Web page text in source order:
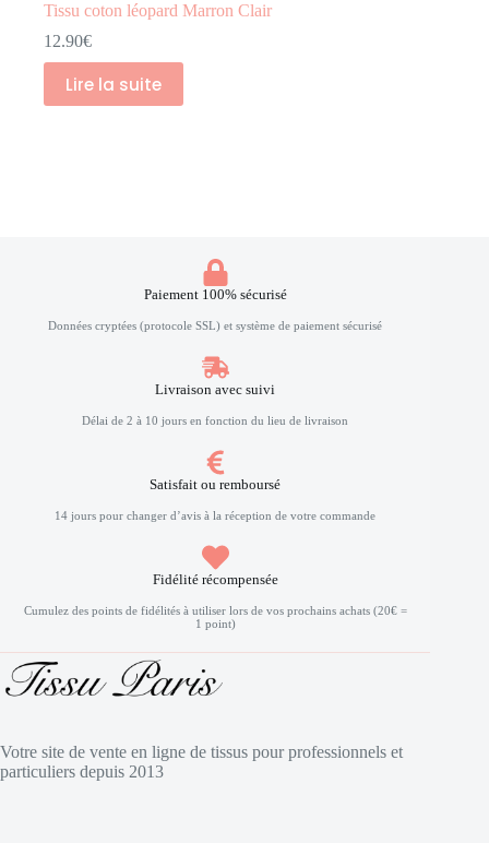
Tissu coton léopard Marron Clair
12.90€
Lire la suite
Paiement 100% sécurisé
Données cryptées (protocole SSL) et système de paiement sécurisé
Livraison avec suivi
Délai de 2 à 10 jours en fonction du lieu de livraison
Satisfait ou remboursé
14 jours pour changer d’avis à la réception de votre commande
Fidélité récompensée
Cumulez des points de fidélités à utiliser lors de vos prochains achats (20€ =
1 point)
Votre site de vente en ligne de tissus pour professionnels et
particuliers depuis 2013